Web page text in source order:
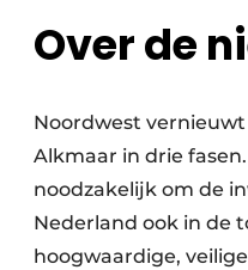
Over de
Noordwest
Alkmaar in drie
noodzakelijk om de
Nederland ook in de
hoogwaardige,